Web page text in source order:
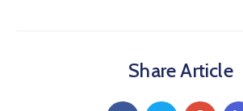
Share Article